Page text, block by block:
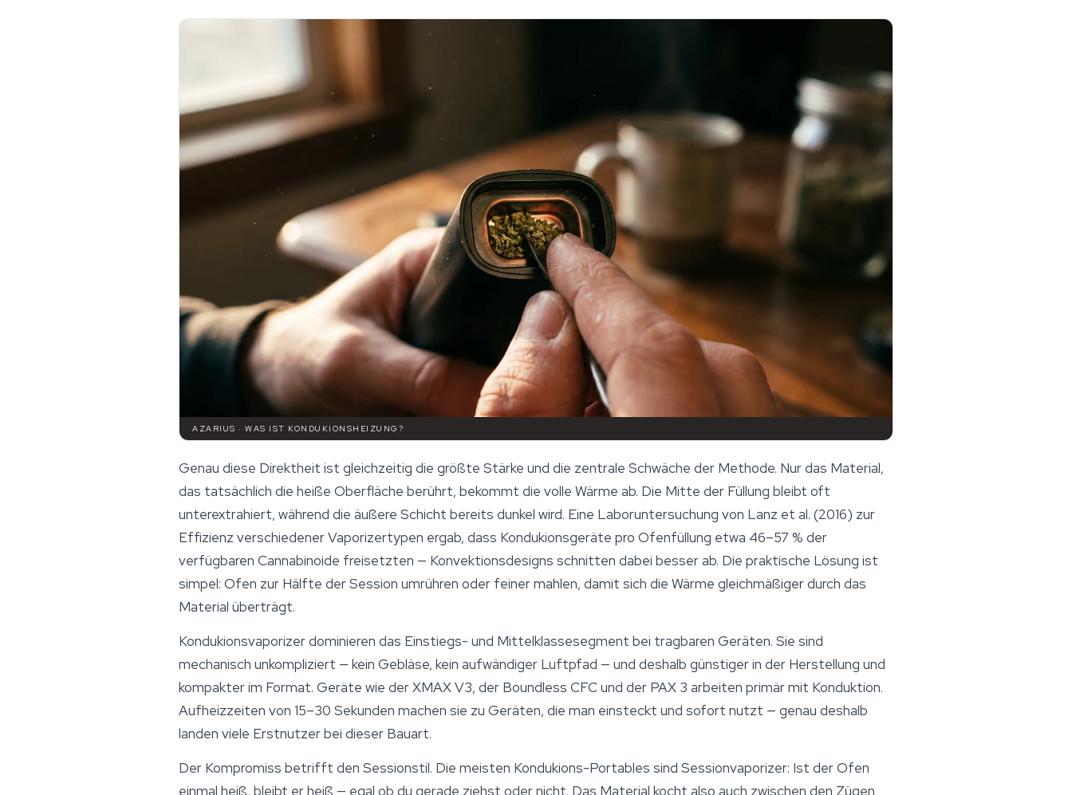
AZARIUS · WAS IST KONDUKIONSHEIZUNG?
Genau diese Direktheit ist gleichzeitig die größte Stärke und die zentrale Schwäche der Methode. Nur das Material,
das tatsächlich die heiße Oberfläche berührt, bekommt die volle Wärme ab. Die Mitte der Füllung bleibt oft
unterextrahiert, während die äußere Schicht bereits dunkel wird. Eine Laboruntersuchung von Lanz et al. (2016) zur
Effizienz verschiedener Vaporizertypen ergab, dass Kondukionsgeräte pro Ofenfüllung etwa 46–57 % der
verfügbaren Cannabinoide freisetzten — Konvektionsdesigns schnitten dabei besser ab. Die praktische Lösung ist
simpel: Ofen zur Hälfte der Session umrühren oder feiner mahlen, damit sich die Wärme gleichmäßiger durch das
Material überträgt.
Kondukionsvaporizer dominieren das Einstiegs- und Mittelklassesegment bei tragbaren Geräten. Sie sind
mechanisch unkompliziert — kein Gebläse, kein aufwändiger Luftpfad — und deshalb günstiger in der Herstellung und
kompakter im Format. Geräte wie der XMAX V3, der Boundless CFC und der PAX 3 arbeiten primär mit Konduktion.
Aufheizzeiten von 15–30 Sekunden machen sie zu Geräten, die man einsteckt und sofort nutzt — genau deshalb
landen viele Erstnutzer bei dieser Bauart.
Der Kompromiss betrifft den Sessionstil. Die meisten Kondukions-Portables sind Sessionvaporizer: Ist der Ofen
einmal heiß, bleibt er heiß — egal ob du gerade ziehst oder nicht. Das Material kocht also auch zwischen den Zügen